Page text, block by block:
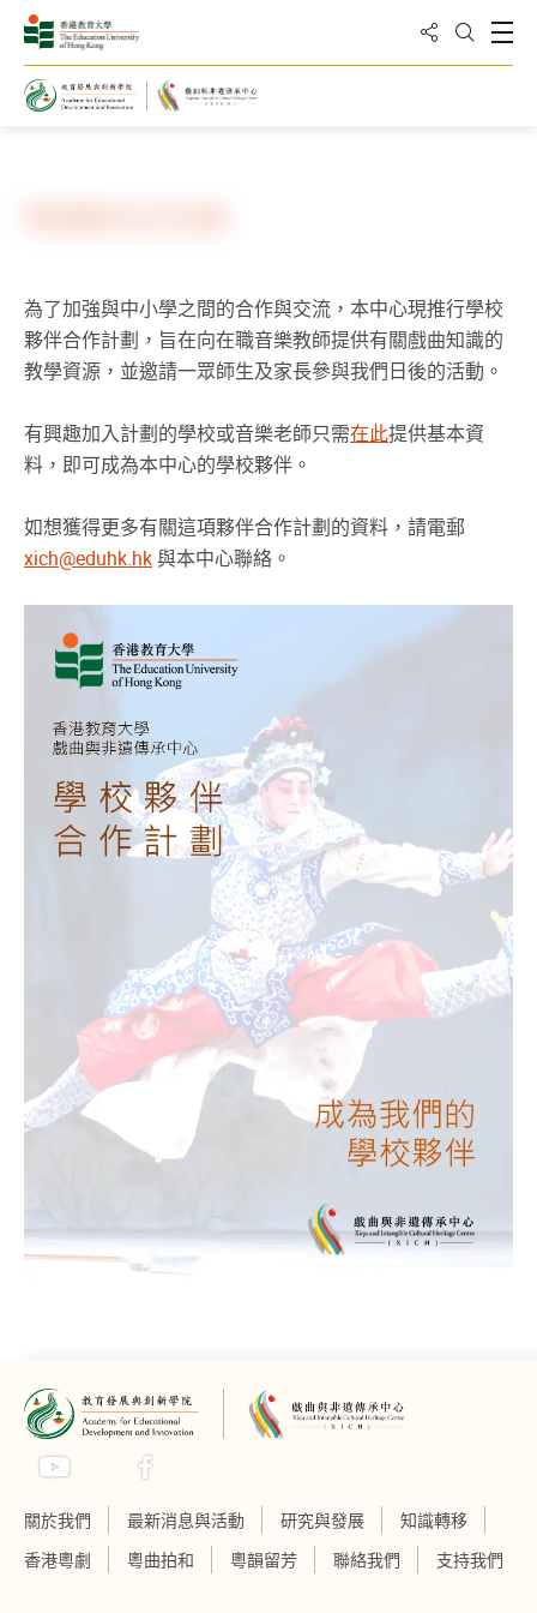
分享到打開搜
打
為了加強與中小學之間的合作與交流，本中心現推行學校
夥伴合作計劃，旨在向在職音樂教師提供有關戲曲知識的
教學資源，並邀請一眾師生及家長參與我們日後的活動。
有興趣加入計劃的學校或音樂老師只需在此提供基本資
料，即可成為本中心的學校夥伴。
如想獲得更多有關這項夥伴合作計劃的資料，請電郵
xich@eduhk.hk與本中心聯絡。
關於我們 最新消息與活動 研究與發展
知識轉移
香港粵劇
粵曲拍和 粵韻留芳 聯絡我們 支持我們